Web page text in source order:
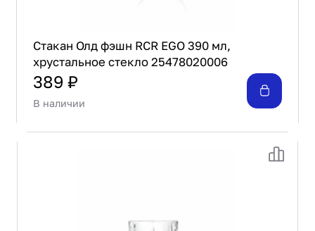
Стакан Олд фэшн RCR EGO 390 мл,
хрустальное стекло 25478020006
389 ₽
В наличии